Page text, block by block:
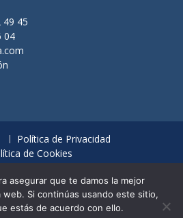
49 45
04
Política de Privacidad
de Cookies
with a wide selection of slots,
options? Enjoy generous bonuses, fast
asegurar que te damos la mejor
Si continúas usando este sitio,
estás de acuerdo con ello.